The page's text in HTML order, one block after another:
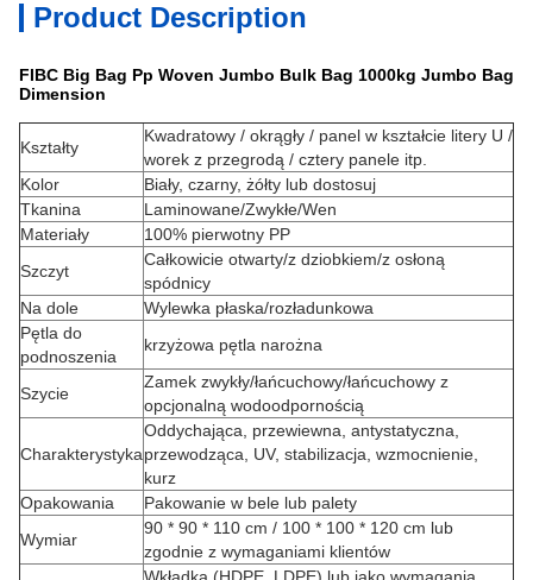
Product Description
FIBC Big Bag Pp Woven Jumbo Bulk Bag 1000kg Jumbo Bag
Dimension
Kształty
Kwadratowy / okrągły / panel w kształcie litery U /
worek z przegrodą / cztery panele itp.
Kolor
Biały, czarny, żółty lub dostosuj
Tkanina
Laminowane/Zwykłe/Wen
Materiały
100% pierwotny PP
Szczyt
Całkowicie otwarty/z dziobkiem/z osłoną
spódnicy
Na dole
Wylewka płaska/rozładunkowa
Pętla do
podnoszenia
krzyżowa pętla narożna
Szycie
Zamek zwykły/łańcuchowy/łańcuchowy z
opcjonalną wodoodpornością
Charakterystyka
Oddychająca, przewiewna, antystatyczna,
przewodząca, UV, stabilizacja, wzmocnienie,
kurz
Opakowania
Pakowanie w bele lub palety
Wymiar
90 * 90 * 110 cm / 100 * 100 * 120 cm lub
zgodnie z wymaganiami klientów